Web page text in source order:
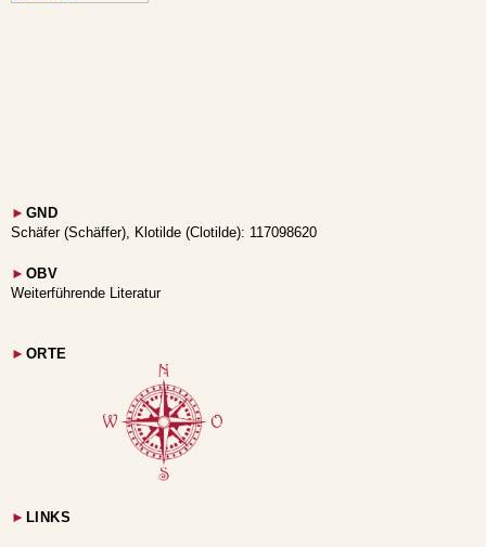
► GND
Schäfer (Schäffer), Klotilde (Clotilde): 117098620
► OBV
Weiterführende Literatur
► ORTE
► LINKS